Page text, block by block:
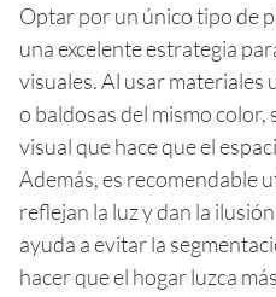
Optar por un único tipo de
una excelente estrategia
visuales. Al usar materiales
o baldosas del mismo
visual que hace que el
Además, es recomendable
reflejan la luz y dan la
ayuda a evitar la
hacer que el hogar luzca